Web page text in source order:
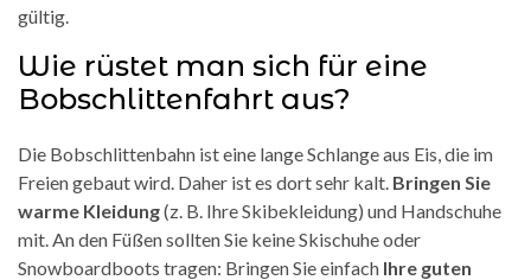
gültig.
Wie rüstet man sich für eine
Bobschlittenfahrt aus?
Die Bobschlittenbahn ist eine lange Schlange aus Eis, die im
Freien gebaut wird. Daher ist es dort sehr kalt. Bringen Sie
warme Kleidung(z. B. Ihre Skibekleidung) und Handschuhe
mit. An den Füßen sollten Sie keine Skischuhe oder
Snowboardboots tragen: Bringen Sie einfach Ihre guten